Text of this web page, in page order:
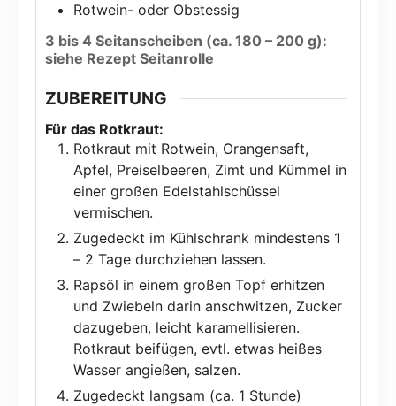
Rotwein- oder Obstessig
3 bis 4 Seitanscheiben (ca. 180 – 200 g):
siehe Rezept Seitanrolle
ZUBEREITUNG
Für das Rotkraut:
Rotkraut mit Rotwein, Orangensaft,
Apfel, Preiselbeeren, Zimt und Kümmel in
einer großen Edelstahlschüssel
vermischen.
Zugedeckt im Kühlschrank mindestens 1
– 2 Tage durchziehen lassen.
Rapsöl in einem großen Topf erhitzen
und Zwiebeln darin anschwitzen, Zucker
dazugeben, leicht karamellisieren.
Rotkraut beifügen, evtl. etwas heißes
Wasser angießen, salzen.
Zugedeckt langsam (ca. 1 Stunde)